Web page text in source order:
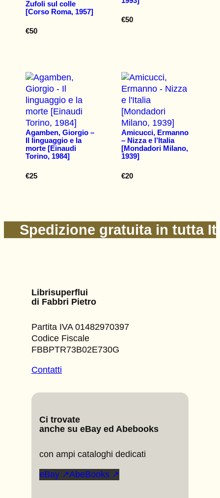
Zufoli sul colle
[Corso Roma, 1957]
€50
€50
Agamben, Giorgio –
Il linguaggio e la
morte [Einaudi
Torino, 1984]
€25
Amicucci, Ermanno
– Nizza e l’Italia
[Mondadori Milano,
1939]
€20
Spedizione gratuita in tutta
Librisuperflui
di Fabbri Pietro
Partita IVA 01482970397
Codice Fiscale
FBBPTR73B02E730G
Contatti
Ci trovate
anche su eBay ed Abebooks
con ampi cataloghi dedicati
eBay ↗AbeBooks ↗